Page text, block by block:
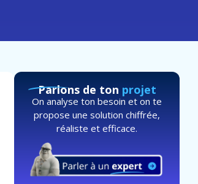
Parlons de ton projet
On analyse ton besoin et on te
propose une solution chiffrée,
réaliste et efficace.